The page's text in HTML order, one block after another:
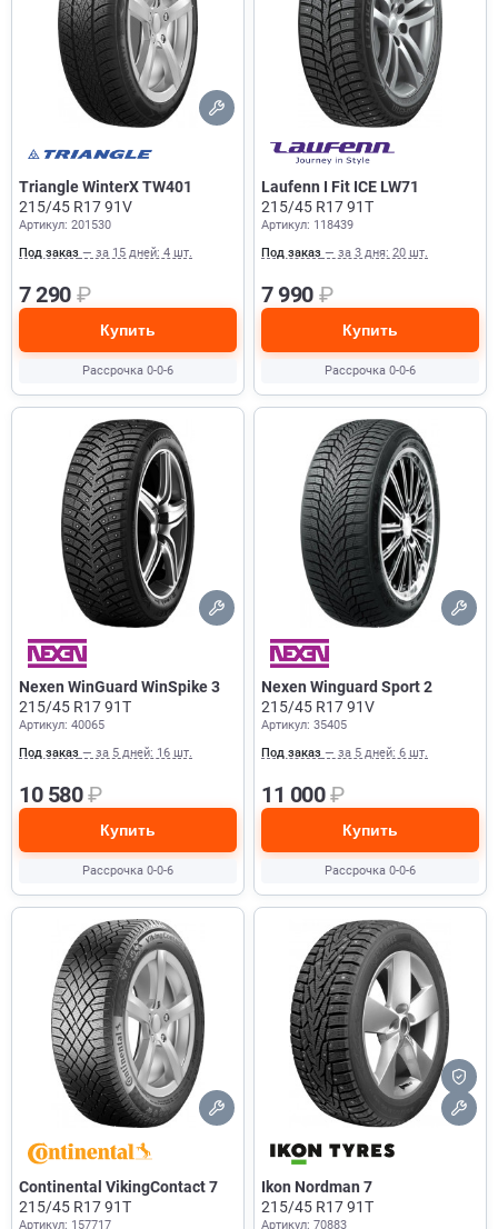
Triangle WinterX TW401
215/45 R17 91V
Артикул: 201530
Под заказ — за 15 дней: 4 шт.
7 290 ₽
Купить
Рассрочка 0-0-6
Laufenn I Fit ICE LW71
215/45 R17 91T
Артикул: 118439
Под заказ — за 3 дня: 20 шт.
7 990 ₽
Купить
Рассрочка 0-0-6
Nexen WinGuard WinSpike 3
215/45 R17 91T
Артикул: 40065
Под заказ — за 5 дней: 16 шт.
10 580₽
Купить
Рассрочка 0-0-6
Nexen Winguard Sport 2
215/45 R17 91V
Артикул: 35405
Под заказ — за 5 дней: 6 шт.
11 000₽
Купить
Рассрочка 0-0-6
Continental VikingContact 7
215/45 R17 91T
Артикул: 157717
Ikon Nordman 7
215/45 R17 91T
Артикул: 70883